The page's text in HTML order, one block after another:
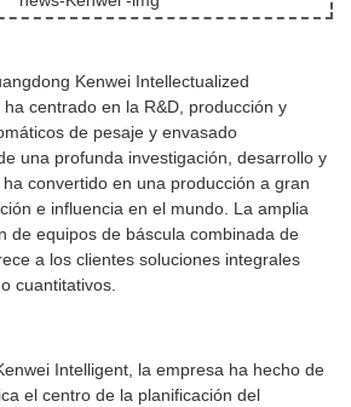
Kenwei Intellectualized
centrado en la R&D, producción y
de pesaje y envasado
una profunda investigación, desarrollo y
convertido en una producción a gran
e influencia en el mundo. La amplia
de equipos de báscula combinada de
a los clientes soluciones integrales
cuantitativos.
Intelligent, la empresa ha hecho de
el centro de la planificación del